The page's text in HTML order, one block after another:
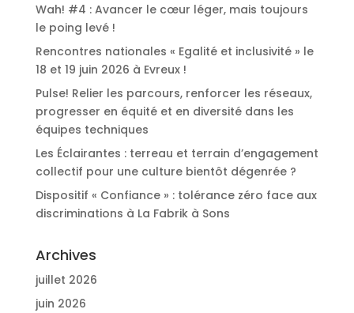
Wah! #4 : Avancer le cœur léger, mais toujours
le poing levé !
Rencontres nationales « Egalité et inclusivité » le
18 et 19 juin 2026 à Evreux !
Pulse! Relier les parcours, renforcer les réseaux,
progresser en équité et en diversité dans les
équipes techniques
Les Éclairantes : terreau et terrain d’engagement
collectif pour une culture bientôt dégenrée ?
Dispositif « Confiance » : tolérance zéro face aux
discriminations à La Fabrik à Sons
Archives
juillet 2026
juin 2026